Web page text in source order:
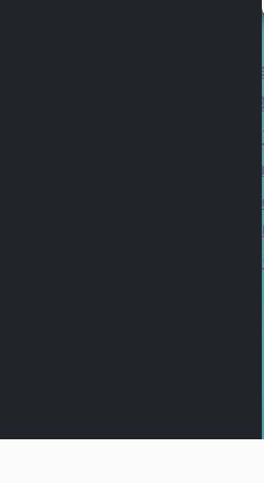
aniversário
para colorir
Vários